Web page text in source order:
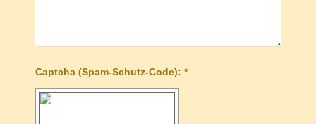
Captcha (Spam-Schutz-Code): *